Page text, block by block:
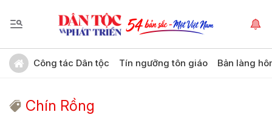
Công tác Dân tộc Tín ngưỡng tôn giáo Bản làng
Chín Rồng